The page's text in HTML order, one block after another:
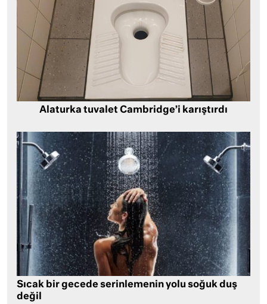
Alaturka tuvalet Cambridge’i karıştırdı
Sıcak bir gecede serinlemenin yolu soğuk duş
değil